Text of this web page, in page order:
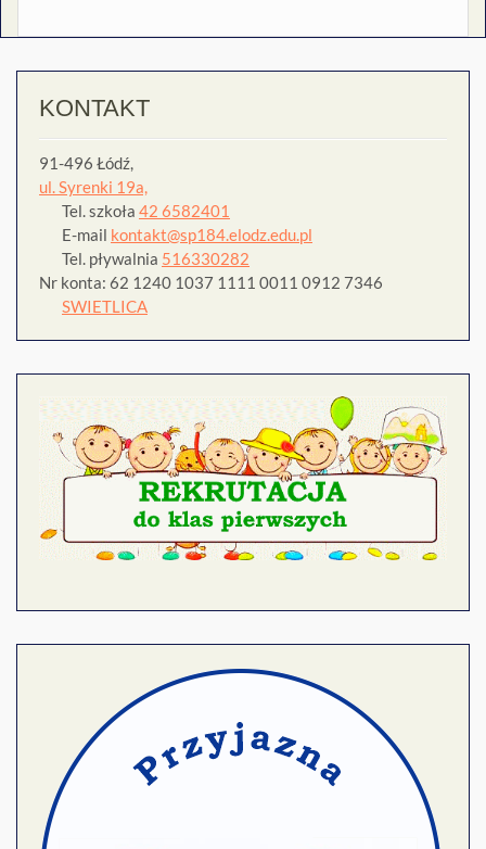
KONTAKT
91-496 Łódź,
ul. Syrenki 19a,
Tel. szkoła 42 6582401
E-mail kontakt@sp184.elodz.edu.pl
Tel. pływalnia 516330282
Nr konta: 62 1240 1037 1111 0011 0912 7346
SWIETLICA